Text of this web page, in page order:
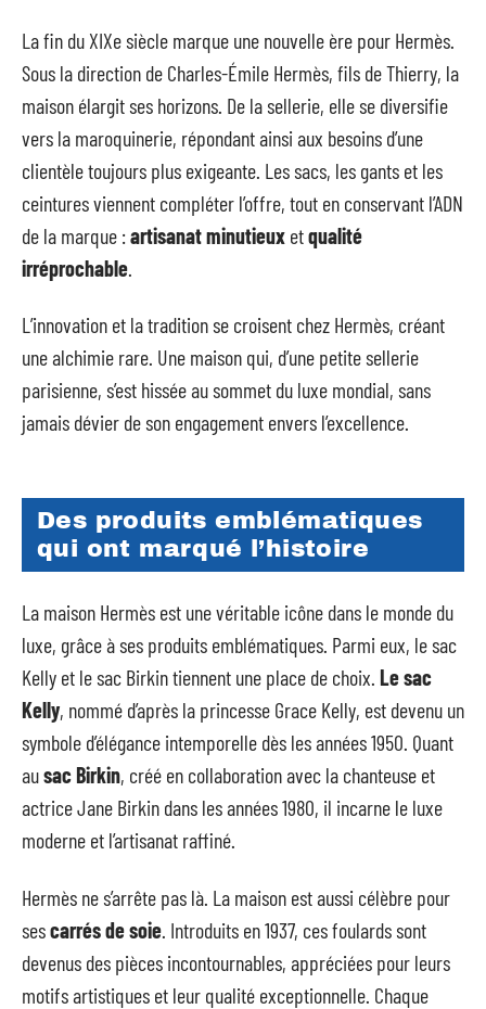
La fin du XIXe siècle marque une nouvelle ère pour Hermès.
Sous la direction de Charles-Émile Hermès, fils de Thierry, la
maison élargit ses horizons. De la sellerie, elle se diversifie
vers la maroquinerie, répondant ainsi aux besoins d’une
clientèle toujours plus exigeante. Les sacs, les gants et les
ceintures viennent compléter l’offre, tout en conservant l’ADN
de la marque :artisanat minutieux etqualité
irréprochable
L’innovation et la tradition se croisent chez Hermès, créant
une alchimie rare. Une maison qui, d’une petite sellerie
parisienne, s’est hissée au sommet du luxe mondial, sans
jamais dévier de son engagement envers l’excellence.
Des produits emblématiques
qui ont marqué l’histoire
La maison Hermès est une véritable icône dans le monde du
luxe, grâce à ses produits emblématiques. Parmi eux, le sac
Kelly et le sac Birkin tiennent une place de choix. Le sac
Kelly, nommé d’après la princesse Grace Kelly, est devenu un
symbole d’élégance intemporelle dès les années 1950. Quant
ausac Birkin, créé en collaboration avec la chanteuse et
actrice Jane Birkin dans les années 1980, il incarne le luxe
moderne et l’artisanat raffiné.
Hermès ne s’arrête pas là. La maison est aussi célèbre pour
sescarrés de soie . Introduits en 1937, ces foulards sont
devenus des pièces incontournables, appréciées pour leurs
motifs artistiques et leur qualité exceptionnelle. Chaque